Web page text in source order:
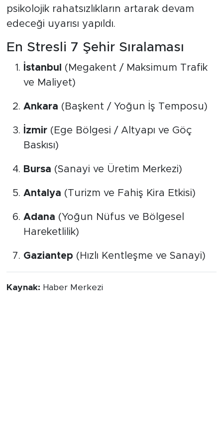
psikolojik rahatsızlıkların artarak devam
edeceği uyarısı yapıldı.
En Stresli 7 Şehir Sıralaması
İstanbul
(Megakent / Maksimum Trafik
ve Maliyet)
Ankara (Başkent / Yoğun İş Temposu)
İzmir(Ege Bölgesi / Altyapı ve Göç
Baskısı)
Bursa (Sanayi ve Üretim Merkezi)
Antalya (Turizm ve Fahiş Kira Etkisi)
Adana (Yoğun Nüfus ve Bölgesel
Hareketlilik)
Gaziantep (Hızlı Kentleşme ve Sanayi)
Kaynak: Haber Merkezi